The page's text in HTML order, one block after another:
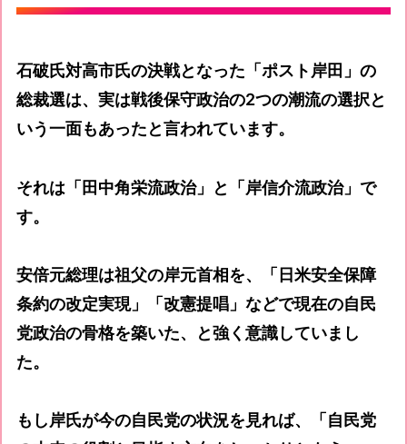
石破氏対高市氏の決戦となった「ポスト岸田」の
総裁選は、実は戦後保守政治の2つの潮流の選択と
いう一面もあったと言われています。
それは「田中角栄流政治」と「岸信介流政治」で
す。
安倍元総理は祖父の岸元首相を、「日米安全保障
条約の改定実現」「改憲提唱」などで現在の自民
党政治の骨格を築いた、と強く意識していまし
た。
もし岸氏が今の自民党の状況を見れば、「自民党